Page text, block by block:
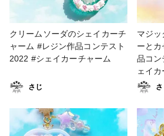
クリームソーダのシェイカーチ
ャーム #レジン作品コンテスト
2022 #シェイカーチャーム
さじ
マジ
ーとカセ
品コンテス
ェイ